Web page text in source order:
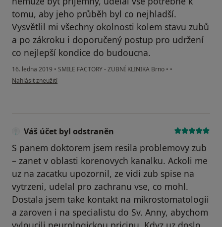
tomu, aby jeho průběh byl co nejhladší.
Vysvětlil mi všechny okolnosti kolem stavu zubů
a po zákroku i doporučený postup pro udržení
co nejlepší kondice do budoucna.
16. ledna 2019 • SMILE FACTORY - ZUBNÍ KLINIKA Brno • •
podle názoru uživatele Váš účet byl odstraněn
Nahlásit zneužití
Váš účet byl odstraněn
S panem doktorem jsem resila problemovy zub
– zanet v oblasti korenovych kanalku. Ackoli me
uz na zacatku upozornil, ze vidi zub spise na
vytrzeni, udelal pro zachranu vse, co mohl.
Dostala jsem take kontakt na mikrostomatologii
a zaroven i na specialistu do Sv. Anny, abychom